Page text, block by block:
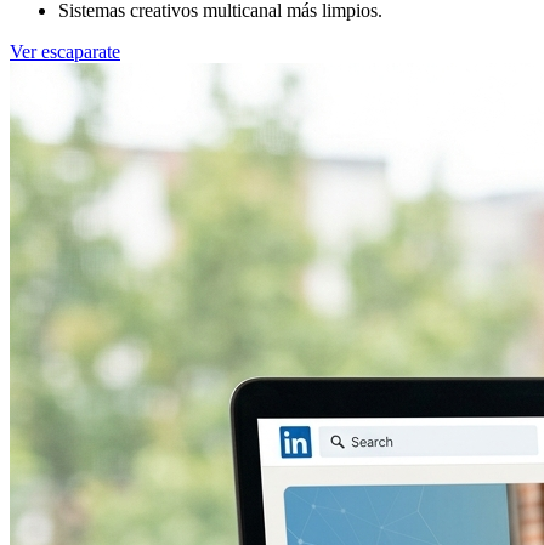
Sistemas creativos multicanal más limpios.
Ver escaparate